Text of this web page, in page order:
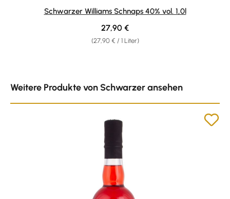
Durchschnittliche Bewertung von 4.86 von 5 Sternen
Schwarzer Williams Schnaps 40% vol. 1,0l
(27,90 € / 1 Liter)
Regulärer Preis:
27,90 €
Weitere Produkte von Schwarzer ansehen